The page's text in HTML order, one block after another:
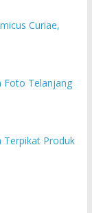
Curiae,
Foto Telanjang
Terpikat Produk